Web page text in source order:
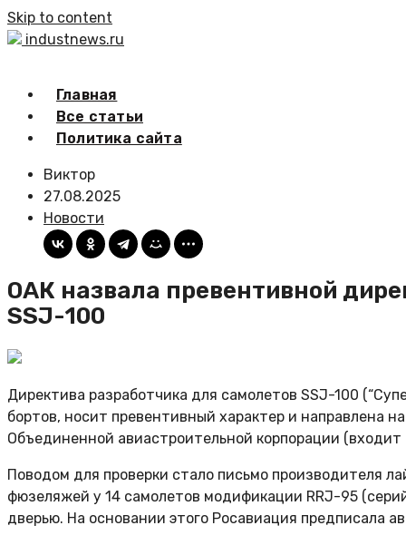
Skip to content
industnews.ru
Главная
Все статьи
Политика сайта
Виктор
27.08.2025
Новости
ОАК назвала превентивной
SSJ-100
Директива разработчика для самолетов SSJ-100
бортов, носит превентивный характер и направлена
Объединенной авиастроительной корпорации (входит
Поводом для проверки стало письмо производителя
фюзеляжей у 14 самолетов модификации RRJ-95
дверью. На основании этого Росавиация предписала